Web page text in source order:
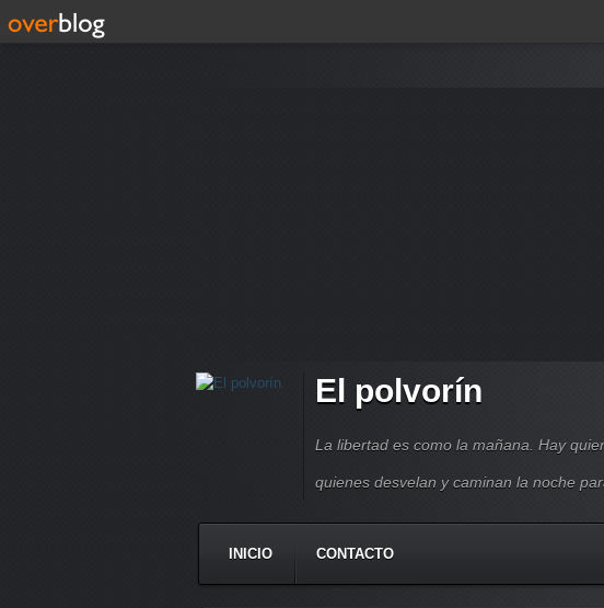
El polvorín
La libertad es como la mañana. Hay
quienes desvelan y caminan la noche
INICIO CONTACTO